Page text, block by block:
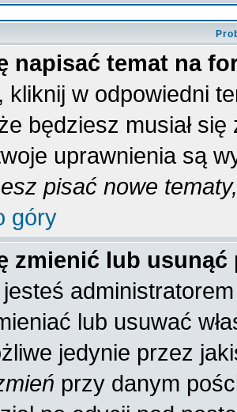
napisać temat na
kliknij w odpowiedni
będziesz musiał
uprawnienia są
pisać nowe
góry
zmienić lub usunąć
lub usuwać
jedynie przez
przy danym